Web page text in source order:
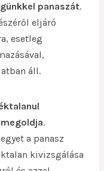
panaszát.
eljáró
esetleg
áll.
.
a panasz
kivizsgálása